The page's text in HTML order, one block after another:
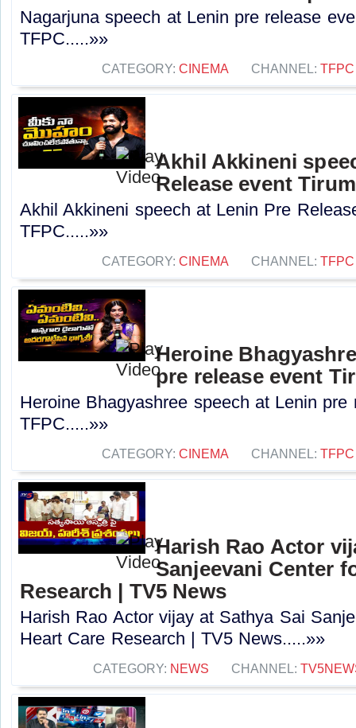
Nagarjuna speech at Lenin pre release
TFPC.....»»
CATEGORY: CINEMA CHANNEL: TFPC
Akhil Akkineni
Release event
Akhil Akkineni speech at Lenin Pre
TFPC.....»»
CATEGORY: CINEMA CHANNEL: TFPC
Heroine
pre release event
Heroine Bhagyashree speech at Lenin pre
TFPC.....»»
CATEGORY: CINEMA CHANNEL: TFPC
Harish Rao Actor
Sanjeevani Center
Research | TV5 News
Harish Rao Actor vijay at Sathya Sai
Heart Care Research | TV5 News.....»»
CATEGORY: NEWS CHANNEL: